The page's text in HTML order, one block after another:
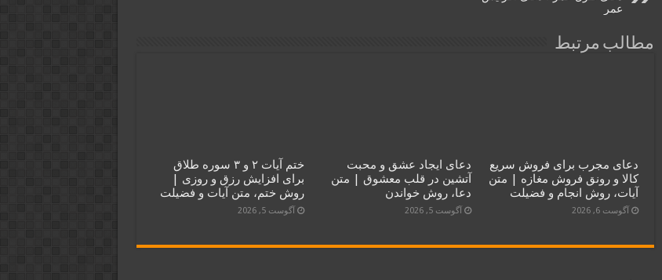
عمر
مطالب مرتبط
دعای مجرب برای فروش سریع
کالا و رونق فروش مغازه | متن
آیات، روش انجام و فضیلت
آگوست 6, 2026
دعای ایجاد عشق و محبت
آتشین در قلب معشوق | متن
دعا، روش خواندن
آگوست 5, 2026
ختم آیات ۲ و ۳ سوره طلاق
برای افزایش رزق و روزی |
روش ختم، متن آیات و فضیلت
آگوست 5, 2026